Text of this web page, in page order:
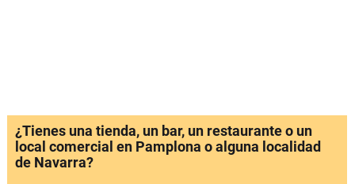
¿Tienes una tienda, un bar, un restaurante o un
local comercial en Pamplona o alguna localidad
de Navarra?